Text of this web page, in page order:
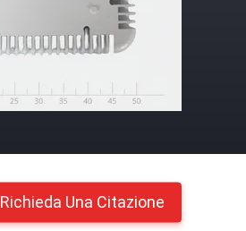
Richieda Una Citazione